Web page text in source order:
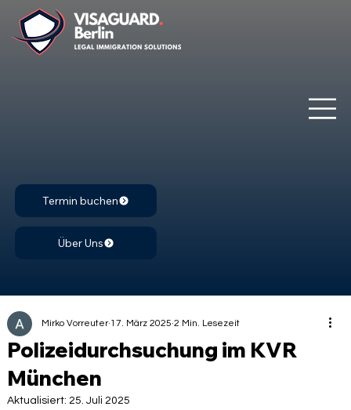
Termin buchen
Über Uns
Polizeidurchsuchung im KVR
München
Mirko Vorreuter 17. März 2025 2 Min. Lesezeit
Aktualisiert:25. Juli 2025